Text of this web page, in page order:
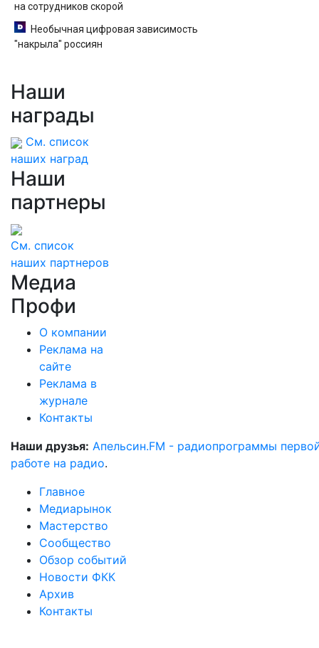
на сотрудников скорой
Необычная цифровая зависимость
"накрыла" россиян
Наши
награды
См. список
наших наград
Наши
партнеры
См. список
наших партнеров
Медиа
Профи
О компании
Реклама на
сайте
Реклама в
журнале
Контакты
Наши друзья: Апельсин.FM - радиопрограммы
работе на радио.
Главное
Медиарынок
Мастерство
Сообщество
Обзор событий
Новости ФКК
Архив
Контакты